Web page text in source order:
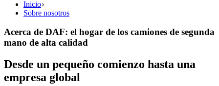
Inicio
Sobre nosotros
Acerca de DAF: el hogar de los camiones de segunda
mano de alta calidad
Desde un pequeño comienzo hasta una
empresa global